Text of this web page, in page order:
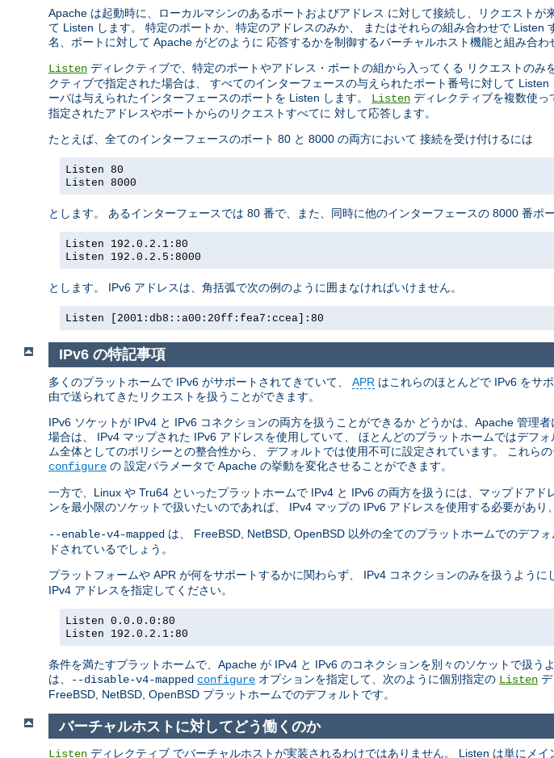
Apache は起動時に、ローカルマシンのあるポートおよびアドレス に対して接続し、リクエスト
て Listen します。 特定のポートか、特定のアドレスのみか、 またはそれらの組み合わせで Listen
名、ポートに対して Apache がどのように 応答するかを制御するバーチャルホスト機能と組み合わ
Listen ディレクティブで、特定のポートやアドレス・ポートの組から入ってくる リクエストの
クティブで指定された場合は、 すべてのインターフェースの与えられたポート番号に対して
ーバは与えられたインターフェースのポートを Listen します。 Listen ディレクティブを複数使
指定されたアドレスやポートからのリクエストすべてに 対して応答します。
たとえば、全てのインターフェースのポート 80 と 8000 の両方において 接続を受け付けるには
Listen 80
Listen 8000
とします。 あるインターフェースでは 80 番で、また、同時に他のインターフェースの 8000 番ポ
Listen 192.0.2.1:80
Listen 192.0.2.5:8000
とします。 IPv6 アドレスは、角括弧で次の例のように囲まなければいけません。
Listen [2001:db8::a00:20ff:fea7:ccea]:80
IPv6 の特記事項
多くのプラットホームで IPv6 がサポートされてきていて、 APR はこれらのほとんどで IPv6 をサ
由で送られてきたリクエストを扱うことができます。
IPv6 ソケットが IPv4 と IPv6 コネクションの両方を扱うことができるか どうかは、Apache 管理
場合は、 IPv4 マップされた IPv6 アドレスを使用していて、 ほとんどのプラットホームではデフ
ム全体としてのポリシーとの整合性から、 デフォルトでは使用不可に設定されています。 これら
configure の 設定パラメータで Apache の挙動を変化させることができます。
一方で、Linux や Tru64 といったプラットホームで IPv4 と IPv6 の両方を扱うには、マップドアド
ンを最小限のソケットで扱いたいのであれば、 IPv4 マップの IPv6 アドレスを使用する必要があり
--enable-v4-mapped は、 FreeBSD, NetBSD, OpenBSD 以外の全てのプラットホームでのデフ
ドされているでしょう。
プラットフォームや APR が何をサポートするかに関わらず、 IPv4 コネクションのみを扱うよう
IPv4 アドレスを指定してください。
Listen 0.0.0.0:80
Listen 192.0.2.1:80
条件を満たすプラットホームで、Apache が IPv4 と IPv6 のコネクションを別々のソケットで扱
は、
--disable-v4-mapped configure オプションを指定して、次のように個別指定の Listen
FreeBSD, NetBSD, OpenBSD プラットホームでのデフォルトです。
バーチャルホストに対してどう働くのか
Listen ディレクティブ でバーチャルホストが実装されるわけではありません。 Listen は単にメ